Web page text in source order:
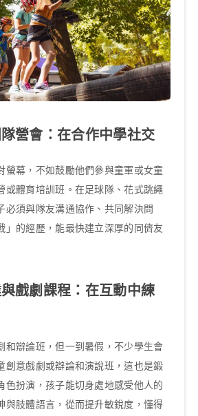
營會：在合作中學社交
螢幕，不如鼓勵他們參與童軍或女童
或體育培訓班。在足球隊、花式跳繩
必須與隊友溝通協作、共同解決問
」的經歷，能最快建立深厚的同儕友
戲劇課程：在互動中練
和辯論班，但一到暑假，不少學生會
創意戲劇或辯論和演說班，這也是鍛
色扮演，孩子能切身處地感受他人的
與肢體語言，從而提升敏銳度，懂得